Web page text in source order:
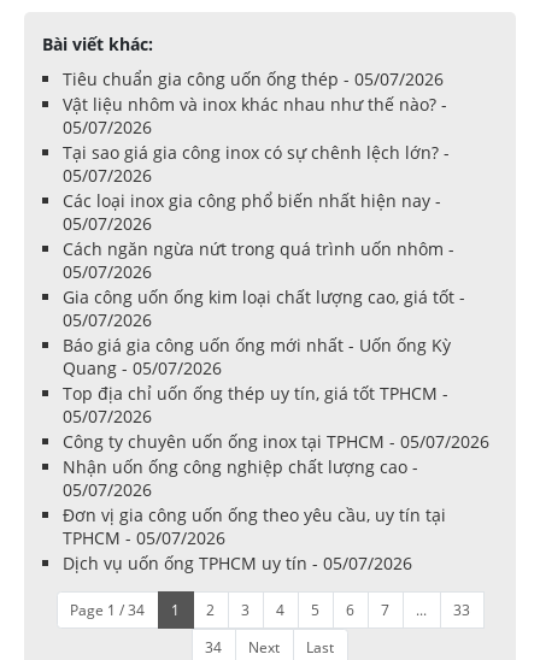
Bài viết khác:
Tiêu chuẩn gia công uốn ống thép - 05/07/2026
Vật liệu nhôm và inox khác nhau như thế nào? -
05/07/2026
Tại sao giá gia công inox có sự chênh lệch lớn? -
05/07/2026
Các loại inox gia công phổ biến nhất hiện nay -
05/07/2026
Cách ngăn ngừa nứt trong quá trình uốn nhôm -
05/07/2026
Gia công uốn ống kim loại chất lượng cao, giá tốt -
05/07/2026
Báo giá gia công uốn ống mới nhất - Uốn ống Kỳ
Quang - 05/07/2026
Top địa chỉ uốn ống thép uy tín, giá tốt TPHCM -
05/07/2026
Công ty chuyên uốn ống inox tại TPHCM - 05/07/2026
Nhận uốn ống công nghiệp chất lượng cao -
05/07/2026
Đơn vị gia công uốn ống theo yêu cầu, uy tín tại
TPHCM - 05/07/2026
Dịch vụ uốn ống TPHCM uy tín - 05/07/2026
Page 1 / 34 1 2 3 4 5 6 7 ...
33
34
Next Last